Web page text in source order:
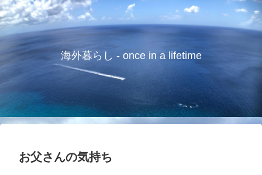
海外暮らし - once in a lifetime
お父さんの気持ち